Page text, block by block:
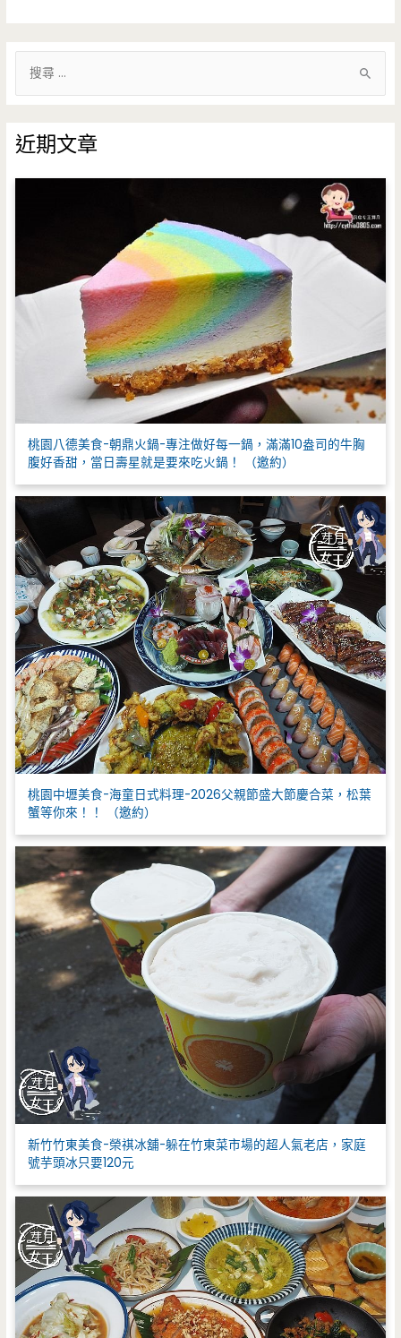
鍵
字
:
近期文章
桃園八德美食-朝鼎火鍋-專注做好每一鍋，滿滿10盎司的牛胸
腹好香甜，當日壽星就是要來吃火鍋！ （邀約）
桃園中壢美食-海童日式料理-2026父親節盛大節慶合菜，松葉
蟹等你來！！ （邀約）
新竹竹東美食-榮祺冰舖-躲在竹東菜市場的超人氣老店，家庭
號芋頭冰只要120元